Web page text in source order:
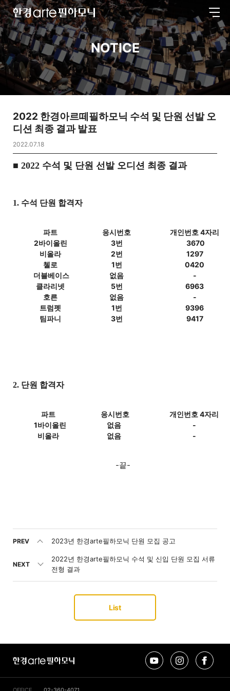
한
경
arte
필
모
닉
전
체
메
뉴
NOTICE
2022 한경아르떼필하모닉 수석 및 단원 선발 오
디션 최종 결과 발표
2022.07.18
■ 2022 수석 및 단원 선발 오디션 최종 결과
1. 수석 단원 합격자
파트 응시번호
개인번호 4자리
2바이올린
3번
3670
비올라
2번
1297
첼로
1번
0420
더블베이스
없음
-
클라리넷
5번
6963
호른
없음
-
트럼펫
1번
9396
팀파니
3번 9417
2. 단원 합격자
파트 응시번호
개인번호 4자리
1바이올린
없음
-
비올라
없음 -
-끝-
PREV 2023년 한경arte필하모닉 단원 모집 공고
NEXT
2022년 한경arte필하모닉 수석 및 신입 단원 모집 서류
전형 결과
List
한
arte
필
유
튜
인
스
페
이